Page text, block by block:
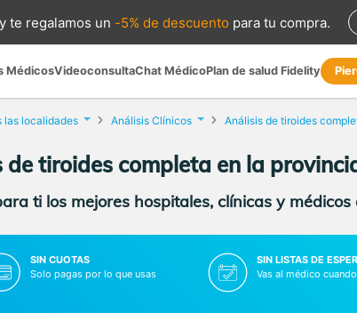
te regalamos un -5% de descuento para tu compra.
MédicosVideoconsultaChat MédicoPlan de salud Fidelity
las localidades Análisis Clínicos Análisis de tiroides
de tiroides completa en la
ti los mejores hospitales, clínicas y
SIN CUOTAS
Solo pagas por lo que usas
SIN LISTAS DE
Vas al médico